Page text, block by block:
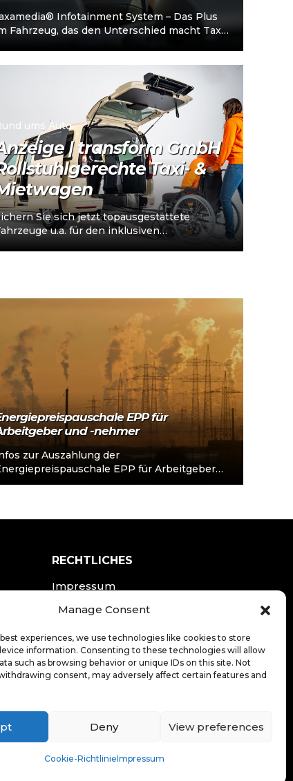
Manage Consent
experiences, we use technologies like cookies to store
information. Consenting to these technologies will allow
such as browsing behavior or unique IDs on this site. Not
consent, may adversely affect certain features and
Deny View preferences
Cookie-RichtlinieImpressum
Infotainment System – Das Plus
Fahrzeug, das den Unterschied macht Taxi-
ums Auto
| transform GmbH
Taxi- &
Sie sich jetzt topausgestattete
u.a. für den inklusiven
EPP für
und -nehmer
zur Auszahlung der
EPP für Arbeitgeber
Arbeitnehmer Der Gesetzgeber zur
RECHTLICHES
Impressum
Datenschutzerklärung
LOGIN